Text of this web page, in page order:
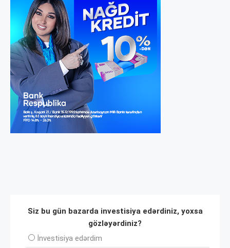
Siz bu gün bazarda investisiya edərdiniz, yoxsa
gözləyərdiniz?
İnvеstisiya edərdim